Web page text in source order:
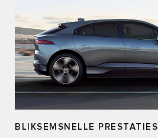
BLIKSEMSNELLE PRESTATIES